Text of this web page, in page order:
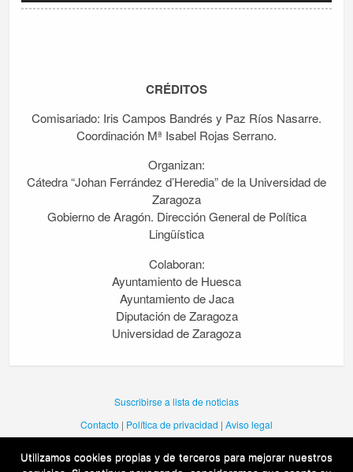
audio
CRÉDITOS
Comisariado: Iris Campos Bandrés y Paz Ríos Nasarre.
Coordinación Mª Isabel Rojas Serrano.
Organizan:
Cátedra “Johan Ferrández d’Heredia” de la Universidad de
Zaragoza
Gobierno de Aragón. Dirección General de Política
Lingüística
Colaboran:
Ayuntamiento de Huesca
Ayuntamiento de Jaca
Diputación de Zaragoza
Universidad de Zaragoza
Suscribirse a lista de noticias
Contacto | Política de privacidad | Aviso legal
Utilizamos cookies propias y de terceros para mejorar nuestros